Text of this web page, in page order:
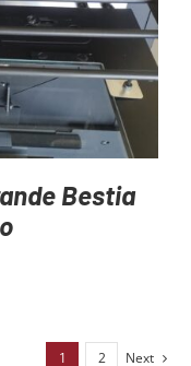
Bestia
1 2 Next